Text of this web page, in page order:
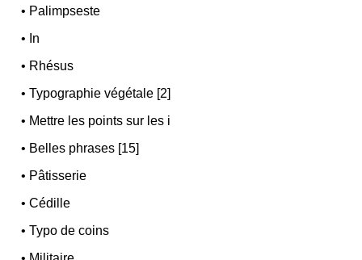
• Palimpseste
• In
• Rhésus
•Typographie végétale [2]
• Mettre les points sur les i
• Belles phrases [15]
• Pâtisserie
•Cédille
•Typo de coins